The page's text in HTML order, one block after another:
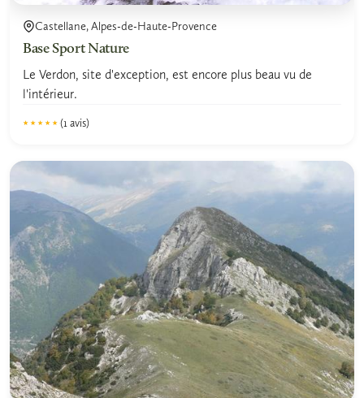
Castellane, Alpes-de-Haute-Provence
Base Sport Nature
Le Verdon, site d'exception, est encore plus beau vu de
l'intérieur.
★★★★★
★★★★★ (1 avis)